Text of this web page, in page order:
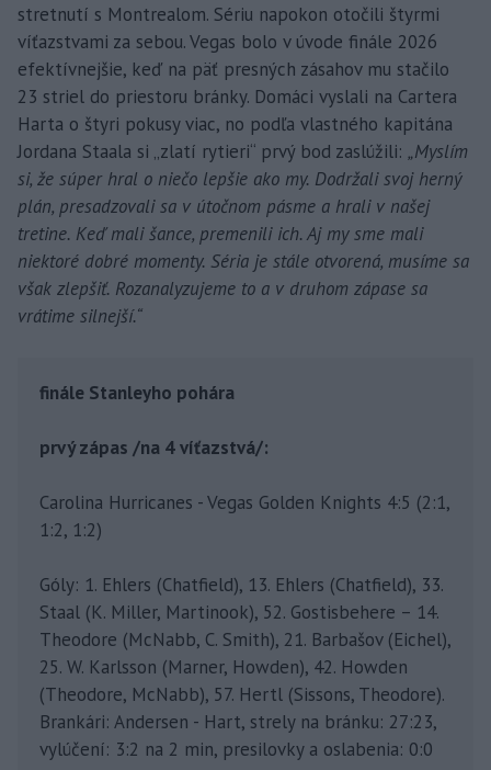
stretnutí s Montrealom. Sériu napokon otočili štyrmi
víťazstvami za sebou. Vegas bolo v úvode finále 2026
efektívnejšie, keď na päť presných zásahov mu stačilo
23 striel do priestoru bránky. Domáci vyslali na Cartera
Harta o štyri pokusy viac, no podľa vlastného kapitána
Jordana Staala si „zlatí rytieri“ prvý bod zaslúžili: „Myslím
si, že súper hral o niečo lepšie ako my. Dodržali svoj herný
plán, presadzovali sa v útočnom pásme a hrali v našej
tretine. Keď mali šance, premenili ich. Aj my sme mali
niektoré dobré momenty. Séria je stále otvorená, musíme sa
však zlepšiť. Rozanalyzujeme to a v druhom zápase sa
vrátime silnejší.“
finále Stanleyho pohára
prvý zápas /na 4 víťazstvá/:
Carolina Hurricanes - Vegas Golden Knights 4:5 (2:1,
1:2, 1:2)
Góly: 1. Ehlers (Chatfield), 13. Ehlers (Chatfield), 33.
Staal (K. Miller, Martinook), 52. Gostisbehere – 14.
Theodore (McNabb, C. Smith), 21. Barbašov (Eichel),
25. W. Karlsson (Marner, Howden), 42. Howden
(Theodore, McNabb), 57. Hertl (Sissons, Theodore).
Brankári: Andersen - Hart, strely na bránku: 27:23,
vylúčení: 3:2 na 2 min, presilovky a oslabenia: 0:0